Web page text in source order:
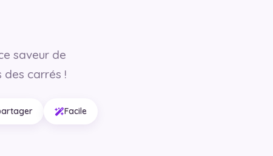
saveur de
carrés !
Facile